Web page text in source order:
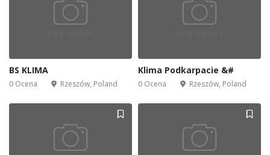
BS KLIMA
0 Ocena Rzeszów, Poland
Klima Podkarpacie &#
0 Ocena Rzeszów, Poland